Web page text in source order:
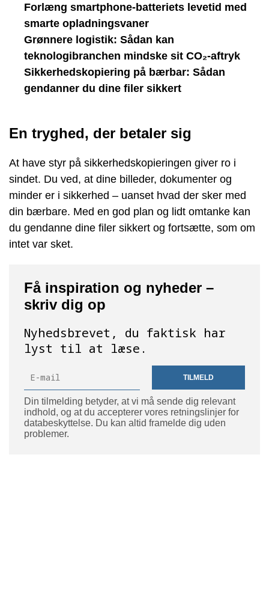
Forlæng smartphone-batteriets levetid med
smarte opladningsvaner
Grønnere logistik: Sådan kan
teknologibranchen mindske sit CO₂-aftryk
Sikkerhedskopiering på bærbar: Sådan
gendanner du dine filer sikkert
En tryghed, der betaler sig
At have styr på sikkerhedskopieringen giver ro i
sindet. Du ved, at dine billeder, dokumenter og
minder er i sikkerhed – uanset hvad der sker med
din bærbare. Med en god plan og lidt omtanke kan
du gendanne dine filer sikkert og fortsætte, som om
intet var sket.
Få inspiration og nyheder –
skriv dig op
Nyhedsbrevet, du faktisk har
lyst til at læse.
TILMELD
Din tilmelding betyder, at vi må sende dig relevant
indhold, og at du accepterer vores retningslinjer for
databeskyttelse. Du kan altid framelde dig uden
problemer.